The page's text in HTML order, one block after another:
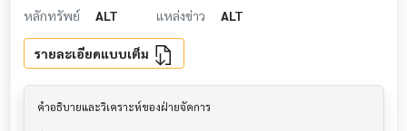
หลักทรัพย์ ALT แหล่งข่าว ALT
รายละเอียดแบบเต็ม
คำอธิบายและวิเคราะห์ของฝ่ายจัดการ